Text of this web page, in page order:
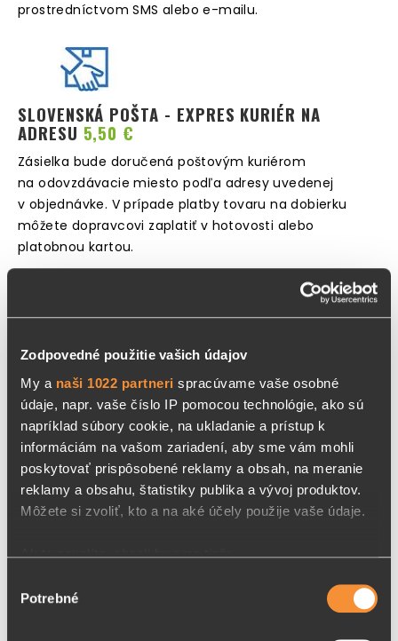
Zodpovedné použitie vašich údajov
My a naši 1022 partneri spracúvame vaše osobné
údaje, napr. vaše číslo IP pomocou technológie, ako sú
napríklad súbory cookie, na ukladanie a prístup k
informáciám na vašom zariadení, aby sme vám mohli
poskytovať prispôsobené reklamy a obsah, na meranie
reklamy a obsahu, štatistiky publika a vývoj produktov.
Môžete si zvoliť, kto a na aké účely použije vaše údaje.
Ak to povolíte, chceli by sme tiež:
polohe s presnosťou na niekoľko metrov
súhlasu
Potrebné
prostredníctvom SMS alebo e-mailu.
SLOVENSKÁ POŠTA - EXPRES KURIÉR NA
ADRESU 5,50 €
Zásielka bude doručená poštovým kuriérom
na odovzdávacie miesto podľa adresy uvedenej
v objednávke. V prípade platby tovaru na dobierku
môžete dopravcovi zaplatiť v hotovosti alebo
platobnou kartou.
GLS BALÍKOMAT / PARCEL SHOP
GLS Balíkomat: Non-stop samoobslužné vyzdvihnutie
balíka 24/7.
GLS Parcel Shop: Vyzdvihnutie na výdajnom mieste
(obchody, čerpacie stanice) s dlhými otváracími
hodinami.
Príjemca dostane SMS a e-mail notifikáciu, obsahujúcu
aj PIN kód pre vyzdvihnutie, ktorým je potrebné sa